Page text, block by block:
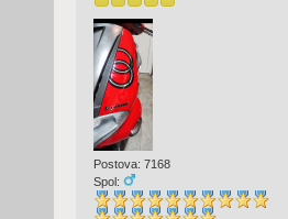
Postova: 7168
Spol: